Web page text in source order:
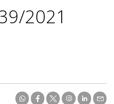
2021